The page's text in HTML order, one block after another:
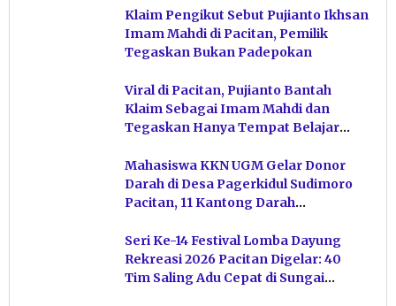
Klaim Pengikut Sebut Pujianto Ikhsan
Imam Mahdi di Pacitan, Pemilik
Tegaskan Bukan Padepokan
Viral di Pacitan, Pujianto Bantah
Klaim Sebagai Imam Mahdi dan
Tegaskan Hanya Tempat Belajar
Mahasiswa KKN UGM Gelar Donor
Darah di Desa Pagerkidul Sudimoro
Pacitan, 11 Kantong Darah
Seri Ke-14 Festival Lomba Dayung
Rekreasi 2026 Pacitan Digelar: 40
Tim Saling Adu Cepat di Sungai